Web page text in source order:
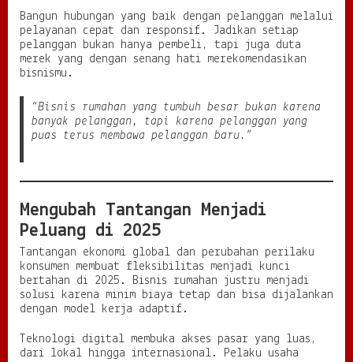
Bangun hubungan yang baik dengan pelanggan melalui
pelayanan cepat dan responsif. Jadikan setiap
pelanggan bukan hanya pembeli, tapi juga duta
merek yang dengan senang hati merekomendasikan
bisnismu.
“Bisnis rumahan yang tumbuh besar bukan karena
banyak pelanggan, tapi karena pelanggan yang
puas terus membawa pelanggan baru.”
Mengubah Tantangan Menjadi
Peluang di 2025
Tantangan ekonomi global dan perubahan perilaku
konsumen membuat fleksibilitas menjadi kunci
bertahan di 2025. Bisnis rumahan justru menjadi
solusi karena minim biaya tetap dan bisa dijalankan
dengan model kerja adaptif.
Teknologi digital membuka akses pasar yang luas,
dari lokal hingga internasional. Pelaku usaha